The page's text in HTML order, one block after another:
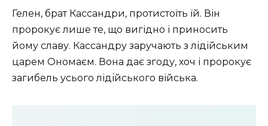
Гелен, брат Кассандри, протистоїть їй. Він
пророкує лише те, що вигідно і приносить
йому славу. Кассандру заручають з лідійським
царем Ономаєм. Вона дає згоду, хоч і пророкує
загибель усього лідійського війська.